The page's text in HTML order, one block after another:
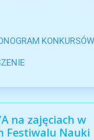
KONKURSÓW
na zajęciach w
Festiwalu Nauki